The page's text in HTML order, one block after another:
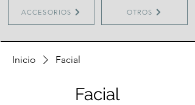
ACCESORIOS OTROS
Inicio Facial
Facial